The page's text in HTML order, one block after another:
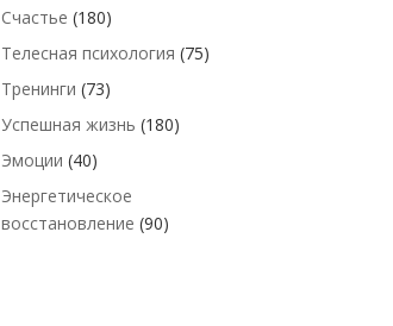
Счастье (180)
Телесная психология (75)
Тренинги (73)
Успешная жизнь (180)
Эмоции (40)
Энергетическое
восстановление (90)